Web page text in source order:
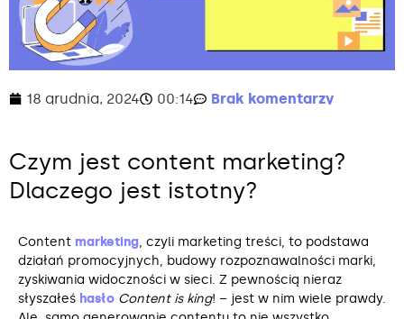
18 grudnia, 2024 00:14 Brak komentarzy
Czym jest content marketing?
Dlaczego jest istotny?
Content marketing, czyli marketing treści, to podstawa
działań promocyjnych, budowy rozpoznawalności marki,
zyskiwania widoczności w sieci. Z pewnością nieraz
słyszałeś hasło Content is king! – jest w nim wiele prawdy.